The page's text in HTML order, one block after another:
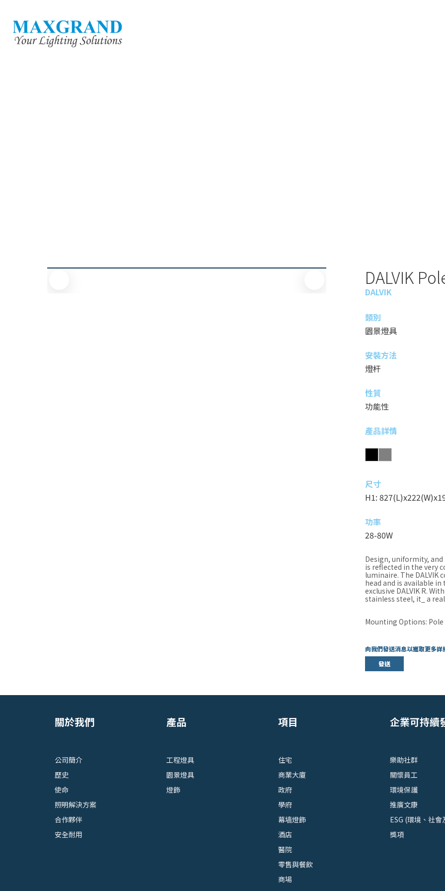
DALVIK
DALVIK
類別
園景燈具
安裝方法
燈杆
性質
功能性
產品詳情
尺寸
H1:
功率
28-80W
Design, uniformity,
is reflected in the very
luminaire. The
head and is available in
exclusive DALVIK R.
stainless steel, it_ a
Mounting Options:
向我們發送消息以獲取更多詳
發送
關於我們
公司簡介
歷史
使命
照明解決方案
合作夥伴
安全耐用
產品
工程燈具
園景燈具
燈飾
項目
住宅
商業大廈
政府
學府
幕墙燈飾
酒店
醫院
零售與餐飲
商場
企業可持續
樂助社群
關懷員工
環境保護
推廣文康
ESG (環境、社會
獎項